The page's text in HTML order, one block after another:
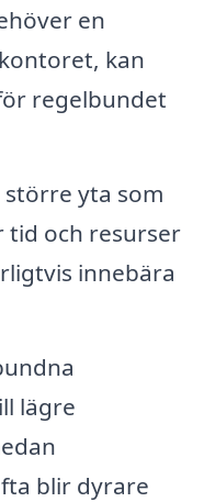
en
kan
regelbundet
större yta som
tid och resurser
innebära
lägre
blir dyrare